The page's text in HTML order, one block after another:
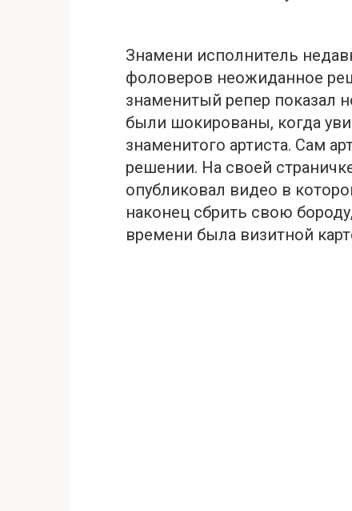
Знамени исполнитель
фоловеров неожиданное
знаменитый репер
были шокированы, когда
знаменитого артиста. Сам
решении. На своей
опубликовал видео в
наконец сбрить свою
времени была визитной